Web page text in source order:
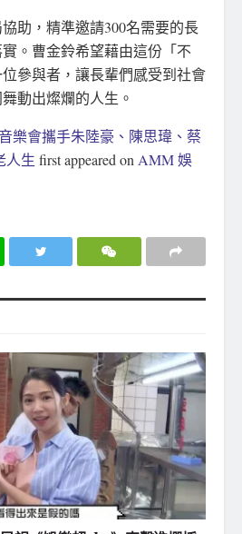
助，精準邀請300名需要的長
。曹金鈴希望藉由這份「不
參與者，讓長輩們感受到社會
動出燦爛的人生。
樂會攜手朱陸豪、陳思瑋、蔡
人生 first appeared on AMM 娛